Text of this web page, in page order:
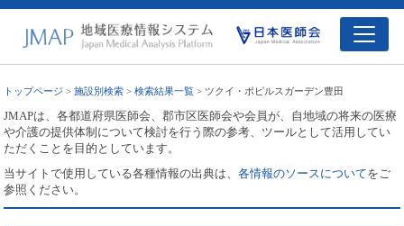
トップページ >施設別検索 >検索結果一覧 > ツクイ・ポピルスガーデン豊田
JMAPは、各都道府県医師会、郡市区医師会や会員が、自地域の将来の医療
や介護の提供体制について検討を行う際の参考、ツールとして活用してい
ただくことを目的としています。
当サイトで使用している各種情報の出典は、各情報のソースについてをご
参照ください。